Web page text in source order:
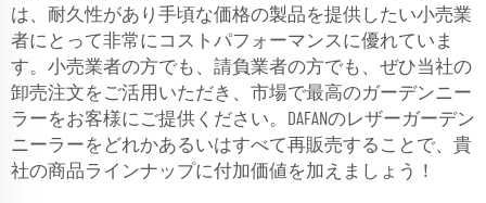
は、耐久性があり手頃な価格の製品を提供したい小売業
者にとって非常にコストパフォーマンスに優れていま
す。小売業者の方でも、請負業者の方でも、ぜひ当社の
卸売注文をご活用いただき、市場で最高のガーデンニー
ラーをお客様にご提供ください。DAFANのレザーガーデン
ニーラーをどれかあるいはすべて再販売することで、貴
社の商品ラインナップに付加価値を加えましょう！